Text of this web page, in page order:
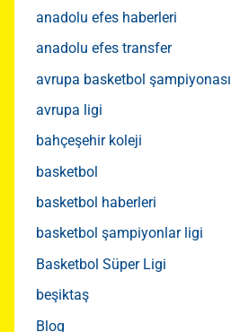
anadolu efes haberleri
anadolu efes transfer
avrupa basketbol şampiyonası
avrupa ligi
bahçeşehir koleji
basketbol
basketbol haberleri
basketbol şampiyonlar ligi
Basketbol Süper Ligi
beşiktaş
Blog